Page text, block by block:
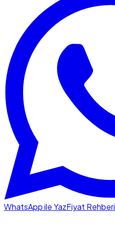
WhatsApp ile YazFiyat Rehberi